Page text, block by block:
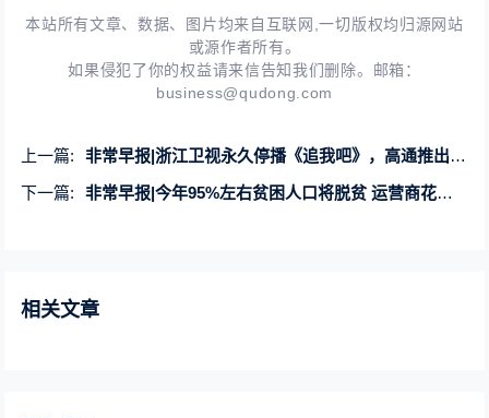
本站所有文章、数据、图片均来自互联网,一切版权均归源网站
或源作者所有。
如果侵犯了你的权益请来信告知我们删除。邮箱：
business@qudong.com
上一篇:
非常早报|浙江卫视永久停播《追我吧》，高通推出首个5G XR平台
下一篇:
非常早报|今年95%左右贫困人口将脱贫 运营商花式挽留携号转网用户
相关文章